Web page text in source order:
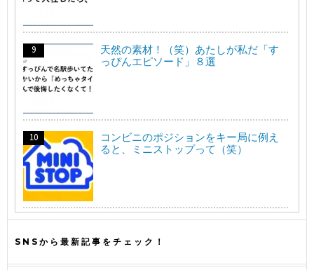
天然の素材！（笑）あたしが私だ「す
っぴんエピソード」８選
コンビニのポジションをキー局に例え
ると、ミニストップって（笑）
SNSから最新記事をチェック！